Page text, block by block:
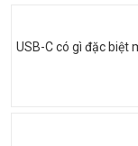
USB-C có gì đặc biệt